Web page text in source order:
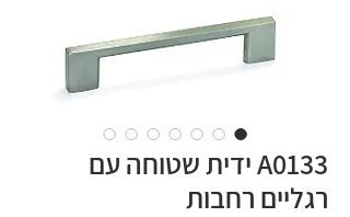
A0133 ידית שטוחה עם
רגליים רחבות